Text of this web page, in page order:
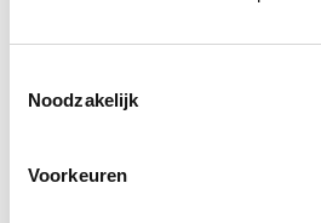
Noodzakelijk
Voorkeuren